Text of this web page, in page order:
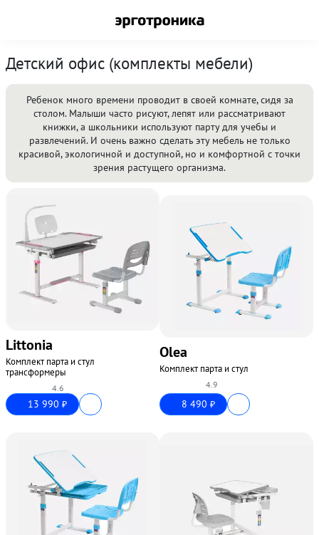
Детский офис (комплекты мебели)
Ребенок много времени проводит в своей комнате, сидя за
столом. Малыши часто рисуют, лепят или рассматривают
книжки, а школьники используют парту для учебы и
развлечений. И очень важно сделать эту мебель не только
красивой, экологичной и доступной, но и комфортной с точки
зрения растущего организма.
Littonia
Комплект парта и стул
трансформеры
4.6
13 990 ₽
Olea
Комплект парта и стул
4.9
8 490 ₽